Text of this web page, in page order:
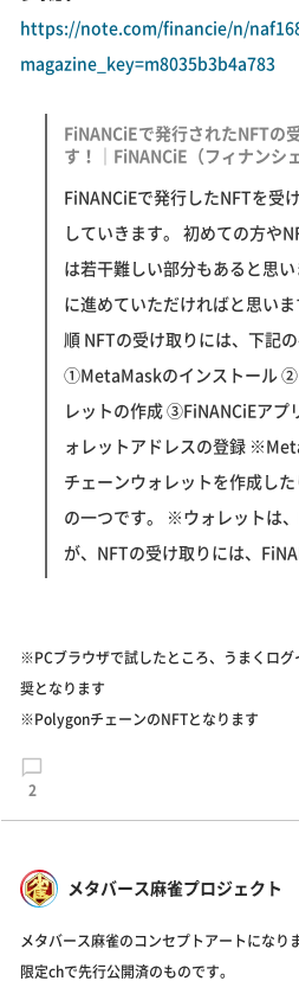
https://note.com/financie/n/
magazine_key=m8035b3b4a783
FiNANCiEで発行されたNFTの
す！｜FiNANCiE（フィナンシェ
FiNANCiEで発行したNFTを受
していきます。 初めての方や
は若干難しい部分もあると思
に進めていただければと思い
順 NFTの受け取りには、下記の
①MetaMaskのインストール ②
レットの作成 ③FiNANCiEア
ォレットアドレスの登録
チェーンウォレットを作成し
の一つです。 ※ウォレットは
が、NFTの受け取りには、
※PCブラウザで試したところ、うまくロ
奨となります
※PolygonチェーンのNFTとなります
2
メタバース麻雀プロジェクト
メタバース麻雀のコンセプトアートになり
限定chで先行公開済のものです。